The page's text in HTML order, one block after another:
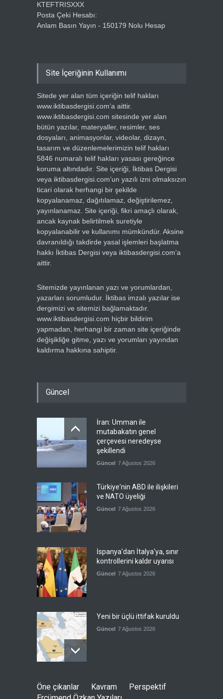
KTEFTRISXXX
Posta Çeki Hesabı:
Anlam Basın Yayın - 150179 Nolu Hesap
Site İçeriğinin Kullanımı
Sitede yer alan tüm içeriğin telif hakları
www.iktibasdergisi.com’a aittir.
www.iktibasdergisi.com sitesinde yer alan
bütün yazılar, materyaller, resimler, ses
dosyaları, animasyonlar, videolar, dizayn,
tasarım ve düzenlemelerimizin telif hakları
5846 numaralı telif hakları yasası gereğince
koruma altındadır. Site içeriği, İktibas Dergisi
veya iktibasdergisi.com’un yazılı izni olmaksızın
ticari olarak herhangi bir şekilde
kopyalanamaz, dağıtılamaz, değiştirilemez,
yayınlanamaz. Site içeriği, fikri amaçlı olarak,
ancak kaynak belirtilmek suretiyle
kopyalanabilir ve kullanımı mümkündür. Aksine
davranıldığı takdirde yasal işlemleri başlatma
hakkı İktibas Dergisi veya iktibasdergisi.com’a
aittir.
Sitemizde yayınlanan yazı ve yorumlardan,
yazarları sorumludur. İktibas imzalı yazılar ise
dergimizi ve sitemizi bağlamaktadır.
www.iktibasdergisi.com hiçbir bildirim
yapmadan, herhangi bir zaman site içeriğinde
değişikliğe gitme, yazı ve yorumları yayından
kaldırma hakkına sahiptir.
Güncel
İran: Umman ile
mutabakatın genel
çerçevesi neredeyse
şekillendi
Güncel 7 Ağustos 2026
Türkiye'nin ABD ile ilişkileri
ve NATO üyeliği
Güncel 7 Ağustos 2026
İspanya'dan İtalya'ya, sınır
kontrollerini kaldır uyarısı
Güncel 7 Ağustos 2026
Yeni bir üçlü ittifak kuruldu
Güncel 7 Ağustos 2026
Fransa'nın sosyal medyaya
yasak talebine ABD'den sert
Öne çıkanlar Kavram
Perspektif